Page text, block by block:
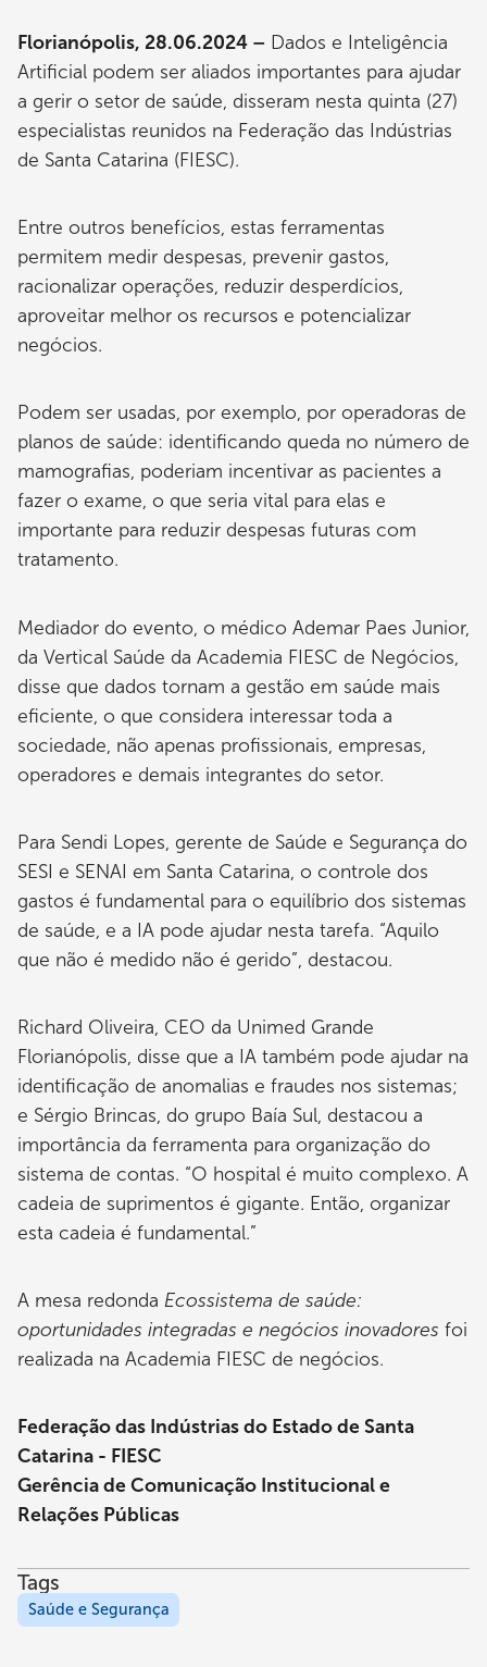
Florianópolis, 28.06.2024 – Dados e Inteligência
Artificial podem ser aliados importantes para ajudar
a gerir o setor de saúde, disseram nesta quinta (27)
especialistas reunidos na Federação das Indústrias
de Santa Catarina (FIESC).
Entre outros benefícios, estas ferramentas
permitem medir despesas, prevenir gastos,
racionalizar operações, reduzir desperdícios,
aproveitar melhor os recursos e potencializar
negócios.
Podem ser usadas, por exemplo, por operadoras de
planos de saúde: identificando queda no número de
mamografias, poderiam incentivar as pacientes a
fazer o exame, o que seria vital para elas e
importante para reduzir despesas futuras com
tratamento.
Mediador do evento, o médico Ademar Paes Junior,
da Vertical Saúde da Academia FIESC de Negócios,
disse que dados tornam a gestão em saúde mais
eficiente, o que considera interessar toda a
sociedade, não apenas profissionais, empresas,
operadores e demais integrantes do setor.
Para Sendi Lopes, gerente de Saúde e Segurança do
SESI e SENAI em Santa Catarina, o controle dos
gastos é fundamental para o equilíbrio dos sistemas
de saúde, e a IA pode ajudar nesta tarefa. “Aquilo
que não é medido não é gerido”, destacou.
Richard Oliveira, CEO da Unimed Grande
Florianópolis, disse que a IA também pode ajudar na
identificação de anomalias e fraudes nos sistemas;
e Sérgio Brincas, do grupo Baía Sul, destacou a
importância da ferramenta para organização do
sistema de contas. “O hospital é muito complexo. A
cadeia de suprimentos é gigante. Então, organizar
esta cadeia é fundamental.”
A mesa redonda Ecossistema de saúde:
oportunidades integradas e negócios inovadores foi
realizada na Academia FIESC de negócios.
Federação das Indústrias do Estado de Santa
Catarina - FIESC
Gerência de Comunicação Institucional e
Relações Públicas
Tags
Saúde e Segurança